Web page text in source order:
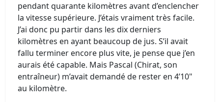
pendant quarante kilomètres avant d’enclencher
la vitesse supérieure. J’étais vraiment très facile.
J’ai donc pu partir dans les dix derniers
kilomètres en ayant beaucoup de jus. S’il avait
fallu terminer encore plus vite, je pense que j’en
aurais été capable. Mais Pascal (Chirat, son
entraîneur) m’avait demandé de rester en 4’10"
au kilomètre.